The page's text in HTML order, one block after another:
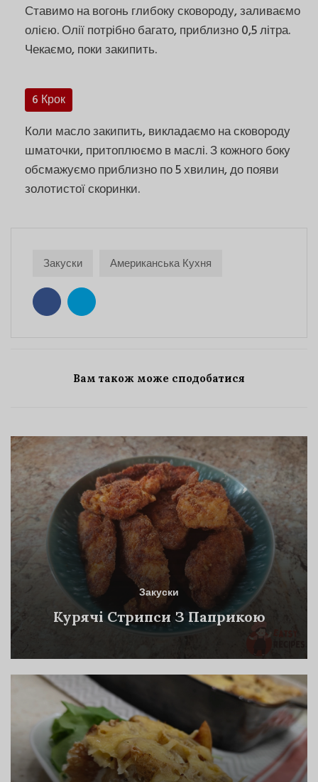
Ставимо на вогонь глибоку сковороду, заливаємо
олією. Олії потрібно багато, приблизно 0,5 літра.
Чекаємо, поки закипить.
6 Крок
Коли масло закипить, викладаємо на сковороду
шматочки, притоплюємо в маслі. З кожного боку
обсмажуємо приблизно по 5 хвилин, до появи
золотистої скоринки.
Закуски Американська Кухня
Вам також може сподобатися
Закуски
Курячі Стрипси З Паприкою